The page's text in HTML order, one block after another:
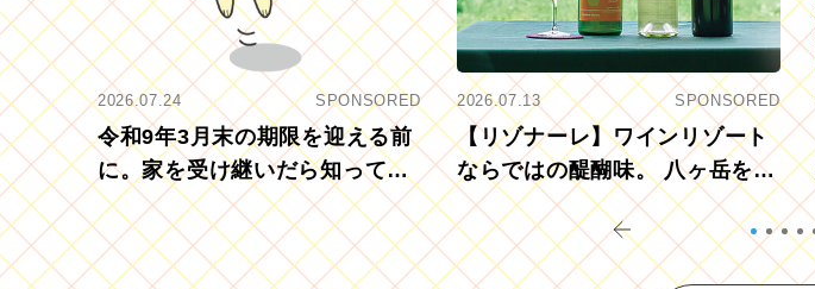
2026.07.24 SPONSORED
令和9年3月末の期限を迎える前
に。家を受け継いだら知ってお
きたい「相続登記の義務化」
2026.07.13 SPONSORED
【リゾナーレ】ワインリゾート
ならではの醍醐味。 八ヶ岳を望
むブドウ畑でアペロ